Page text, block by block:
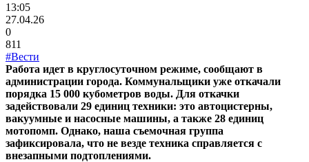
13:05
27.04.26
0
811
#Вести
Работа идет в круглосуточном режиме, сообщают в
администрации города. Коммунальщики уже откачали
порядка 15 000 кубометров воды. Для откачки
задействовали 29 единиц техники: это автоцистерны,
вакуумные и насосные машины, а также 28 единиц
мотопомп. Однако, наша съемочная группа
зафиксировала, что не везде техника справляется с
внезапными подтоплениями.